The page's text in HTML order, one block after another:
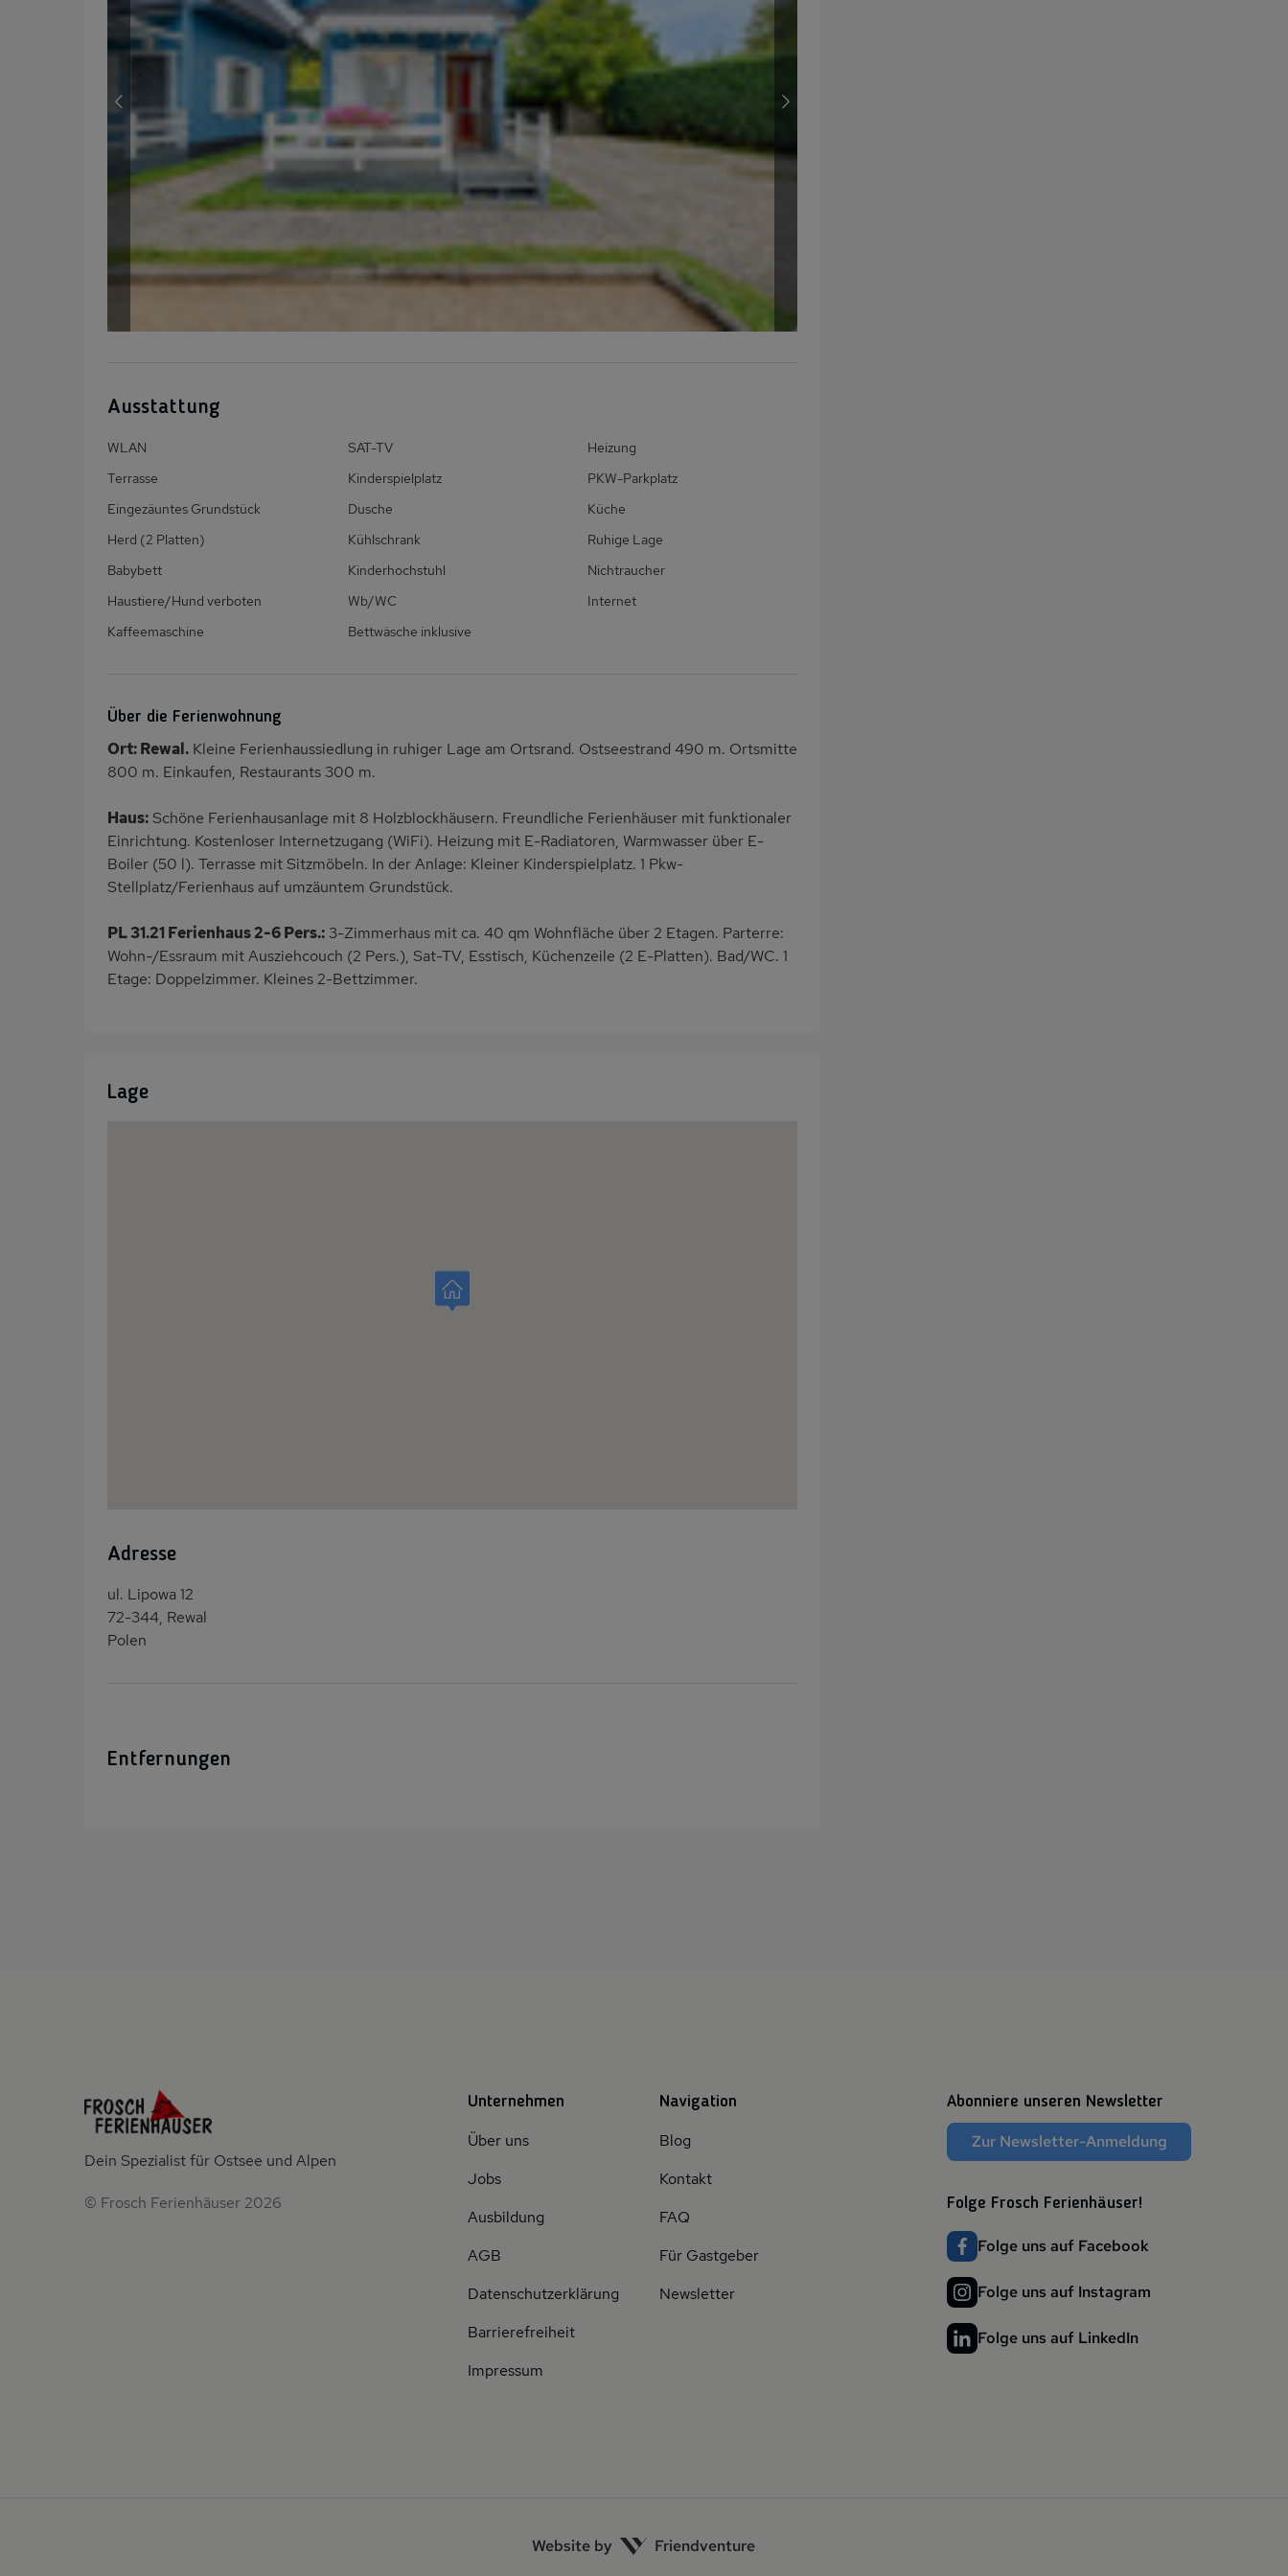
Ausstattung
WLAN SAT-TV
Heizung
Terrasse
Kinderspielplatz
PKW-Parkplatz
Eingezäuntes Grundstück
Dusche
Küche
Herd (2 Platten)
Kühlschrank
Ruhige Lage
Babybett
Kinderhochstuhl
Nichtraucher
Haustiere/Hund verboten
Wb/WC
Internet
Kaffeemaschine
Bettwäsche inklusive
Über die Ferienwohnung
Ort: Rewal. Kleine Ferienhaussiedlung in ruhiger Lage am Ortsrand. Ostseestrand 490 m. Ortsmitte
800 m. Einkaufen, Restaurants 300 m.
Haus: Schöne Ferienhausanlage mit 8 Holzblockhäusern. Freundliche Ferienhäuser mit funktionaler
Einrichtung. Kostenloser Internetzugang (WiFi). Heizung mit E-Radiatoren, Warmwasser über E-
Boiler (50 l). Terrasse mit Sitzmöbeln. In der Anlage: Kleiner Kinderspielplatz. 1 Pkw-
Stellplatz/Ferienhaus auf umzäuntem Grundstück.
PL 31.21 Ferienhaus 2-6 Pers.: 3-Zimmerhaus mit ca. 40 qm Wohnfläche über 2 Etagen. Parterre:
Wohn-/Essraum mit Ausziehcouch (2 Pers.), Sat-TV, Esstisch, Küchenzeile (2 E-Platten). Bad/WC. 1
Etage: Doppelzimmer. Kleines 2-Bettzimmer.
Lage
Adresse
ul. Lipowa 12
72-344, Rewal
Polen
Entfernungen
Dein Spezialist für Ostsee und Alpen
© Frosch Ferienhäuser 2026
Unternehmen
Über uns
Jobs
Ausbildung
AGB
Datenschutzerklärung
Barrierefreiheit
Impressum
Navigation
Blog
Kontakt
FAQ
Für Gastgeber
Newsletter
Abonniere unseren Newsletter
Zur Newsletter-Anmeldung
Folge Frosch Ferienhäuser!
Folge uns auf Facebook
Folge uns auf Instagram
Folge uns auf LinkedIn
Website by Friendventure